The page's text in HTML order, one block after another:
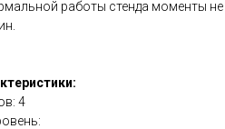
работы стенда моменты
4